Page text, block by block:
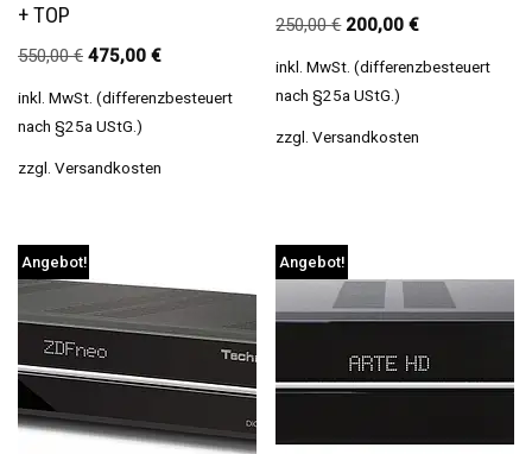
+ TOP
550,00€ 475,00 €
inkl. MwSt. (differenzbesteuert
nach §25a UStG.)
zzgl. Versandkosten
250,00€ 200,00€
inkl. MwSt. (differenzbesteuert
nach §25a UStG.)
zzgl.Versandkosten
Angebot! Angebot!